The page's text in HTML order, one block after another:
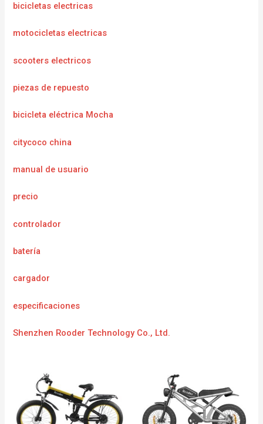
bicicletas electricas
motocicletas electricas
scooters electricos
piezas de repuesto
bicicleta eléctrica Mocha
citycoco china
manual de usuario
precio
controlador
batería
cargador
especificaciones
Shenzhen Rooder Technology Co., Ltd.